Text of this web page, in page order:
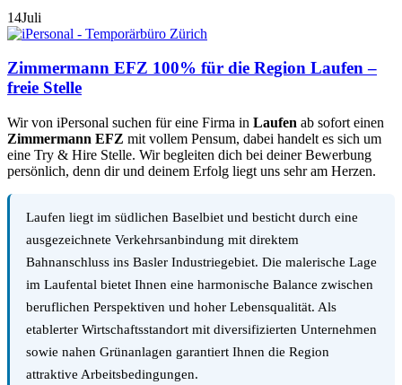
14Juli
Zimmermann EFZ 100% für die Region Laufen –
freie Stelle
Wir von iPersonal suchen für eine Firma in Laufen ab sofort einen
Zimmermann EFZ mit vollem Pensum, dabei handelt es sich um
eine Try & Hire Stelle. Wir begleiten dich bei deiner Bewerbung
persönlich, denn dir und deinem Erfolg liegt uns sehr am Herzen.
Laufen liegt im südlichen Baselbiet und besticht durch eine
ausgezeichnete Verkehrsanbindung mit direktem
Bahnanschluss ins Basler Industriegebiet. Die malerische Lage
im Laufental bietet Ihnen eine harmonische Balance zwischen
beruflichen Perspektiven und hoher Lebensqualität. Als
etablerter Wirtschaftsstandort mit diversifizierten Unternehmen
sowie nahen Grünanlagen garantiert Ihnen die Region
attraktive Arbeitsbedingungen.